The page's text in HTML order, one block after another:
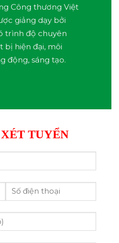
Công thương Việt
giảng dạy bởi
trình độ chuyên
bị hiện đại, môi
động, sáng tạo.
TUYỂN